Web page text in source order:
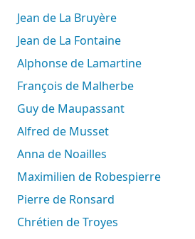
Jean de La Bruyère
Jean de La Fontaine
Alphonse de Lamartine
François de Malherbe
Guy de Maupassant
Alfred de Musset
Anna de Noailles
Maximilien de Robespierre
Pierre de Ronsard
Chrétien de Troyes